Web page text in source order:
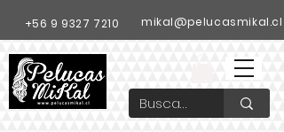
+56 9 9327 7210 mikal@pelucasmikal.cl